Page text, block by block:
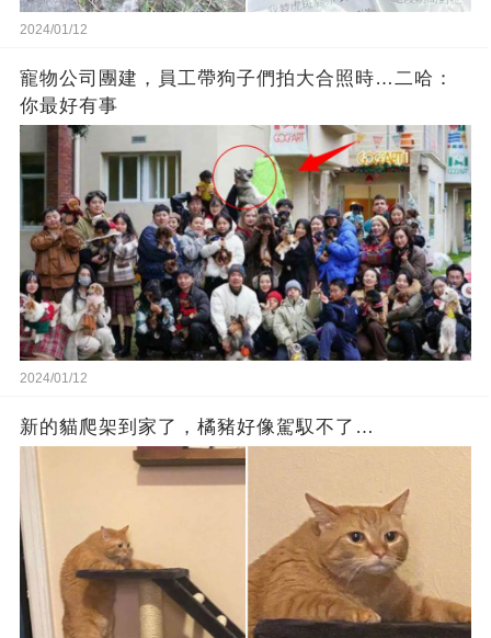
2024/01/12
寵物公司團建，員工帶狗子們拍大合照時…二哈：
你最好有事
2024/01/12
新的貓爬架到家了，橘豬好像駕馭不了…